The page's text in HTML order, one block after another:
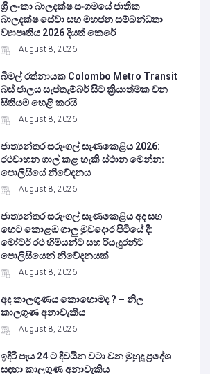
ශ්‍රී ලංකා බාලදක්ෂ සංගමයේ ජාතික
බාලදක්ෂ සේවා සහ මහජන සම්බන්ධතා
ව්‍යාපෘතිය 2026 දියත් කෙරේ
August 8, 2026
බිමල් රත්නායක Colombo Metro Transit
බස් ජාලය සැප්තැම්බර් සිට ක්‍රියාත්මක වන
සිතියම හෙළි කරයි
August 8, 2026
ජාත්‍යන්තර සරුංගල් සැණකෙළිය 2026:
රථවාහන ගාල් කළ හැකි ස්ථාන මෙන්න:
පොලිසියේ නිවේදනය
August 8, 2026
ජාත්‍යන්තර සරුංගල් සැණකෙළිය අද සහ
හෙට කොළඹ ගාලු මුවදොර පිටියේ දී:
මෝටර් රථ හිමියන්ට සහ රියැදුරන්ට
පොලිසියෙන් නිවේදනයක්
August 8, 2026
අද කාලගුණය කොහොමද ? – නිල
කාලගුණ අනාවැකිය
August 8, 2026
ඉදිරි පැය 24 ට දිවයින වටා වන මුහුදු ප්‍රදේශ
සඳහා කාලගුණ අනාවැකිය